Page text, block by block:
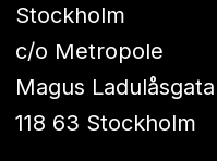
Stockholm
c/o Metropole
Magus
118 63 Stockholm